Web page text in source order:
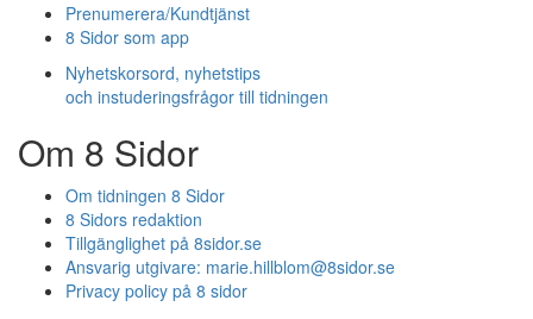
Prenumerera/Kundtjänst
8 Sidor som app
Nyhetskorsord, nyhetstips
och instuderingsfrågor till tidningen
Om 8 Sidor
Om tidningen 8 Sidor
8 Sidors redaktion
Tillgänglighet på 8sidor.se
Ansvarig utgivare: marie.hillblom@8sidor.se
Privacy policy på 8 sidor